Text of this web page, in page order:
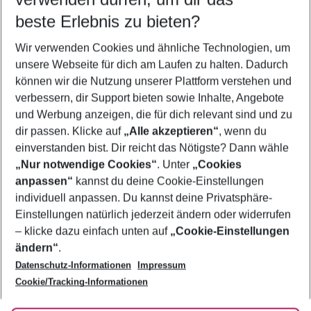
5-8 Nächte
2 Erwachsene Keine Kinder
Mehr Filter anzeigen
Footer
Footer navigation
Über uns
AGB
Bestpreisgarantie
Cookie-Einstellungen ändern
Cookie-Richtlinie
Agenturbetreuung
Barrierefreies Reisen
Folge uns
beste Erlebnis zu bieten?
Wir verwenden Cookies und ähnliche Technologien, um
unsere Webseite für dich am Laufen zu halten. Dadurch
können wir die Nutzung unserer Plattform verstehen und
verbessern, dir Support bieten sowie Inhalte, Angebote
und Werbung anzeigen, die für dich relevant sind und zu
dir passen. Klicke auf „Alle akzeptieren“, wenn du
einverstanden bist. Dir reicht das Nötigste? Dann wähle
„Nur notwendige Cookies“. Unter „Cookies
anpassen“ kannst du deine Cookie-Einstellungen
individuell anpassen. Du kannst deine Privatsphäre-
Einstellungen natürlich jederzeit ändern oder widerrufen
– klicke dazu einfach unten auf „Cookie-Einstellungen
ändern“.
Datenschutz-Informationen
Impressum
Cookie/Tracking-Informationen